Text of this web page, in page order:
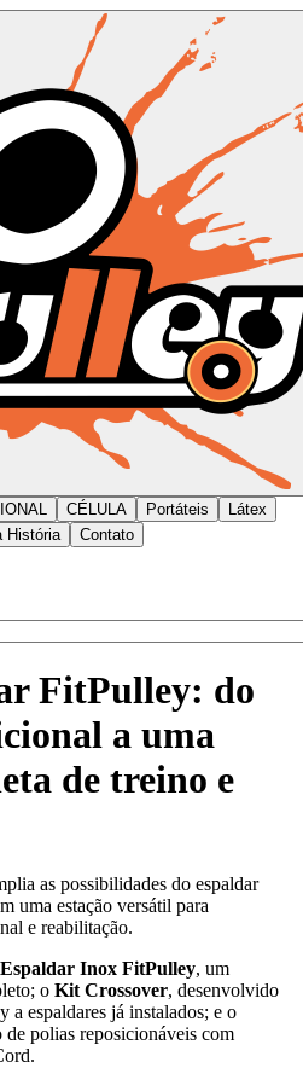
CÉLULA Portáteis
Látex
História Contato
FitPulley: do
a uma
de treino e
as possibilidades do espaldar
uma estação versátil para
e reabilitação.
Espaldar Inox FitPulley, um
o Kit Crossover, desenvolvido
a espaldares já instalados; e o
de polias reposicionáveis com